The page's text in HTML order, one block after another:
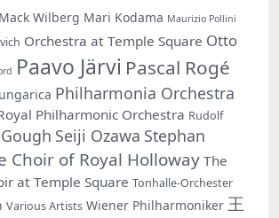
Mack Wilberg Mari Kodama Maurizio Pollini
Orchestra at Temple Square Otto
Paavo Järvi Pascal Rogé
Philharmonia Orchestra
Philharmonic Orchestra Rudolf
Seiji Ozawa Stephan
Choir of Royal Holloway The
at Temple Square Tonhalle-Orchester
Various Artists Wiener Philharmoniker 王